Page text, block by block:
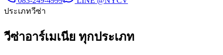
ประเภทวีซ่า
วีซ่าอาร์เมเนีย ทุกประเภท